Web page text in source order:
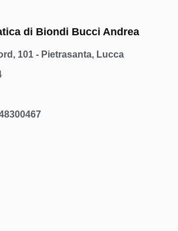
di Biondi Bucci Andrea
101 - Pietrasanta, Lucca